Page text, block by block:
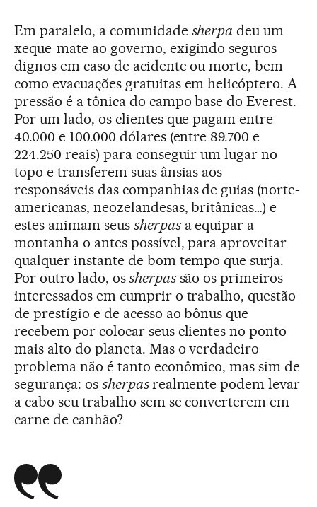
Em paralelo, a comunidade sherpa deu um
xeque-mate ao governo, exigindo seguros
dignos em caso de acidente ou morte, bem
como evacuações gratuitas em helicóptero. A
pressão é a tônica do campo base do Everest.
Por um lado, os clientes que pagam entre
40.000 e 100.000 dólares (entre 89.700 e
224.250 reais) para conseguir um lugar no
topo e transferem suas ânsias aos
responsáveis das companhias de guias (norte-
americanas, neozelandesas, britânicas…) e
estes animam seus sherpasa equipar a
montanha o antes possível, para aproveitar
qualquer instante de bom tempo que surja.
Por outro lado, ossherpassão os primeiros
interessados em cumprir o trabalho, questão
de prestígio e de acesso ao bônus que
recebem por colocar seus clientes no ponto
mais alto do planeta. Mas o verdadeiro
problema não é tanto econômico, mas sim de
segurança: os sherpasrealmente podem levar
a cabo seu trabalho sem se converterem em
carne de canhão?